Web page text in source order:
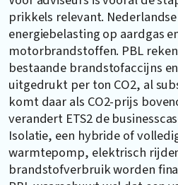
prikkels relevant.
energiebelasting op aardgas
motorbrandstoffen. PBL
bestaande brandstofaccijns
uitgedrukt per ton CO2, al
komt daar als CO2-prijs
verandert ETS2 de
Isolatie, een hybride of
warmtepomp, elektrisch
brandstofverbruik worden